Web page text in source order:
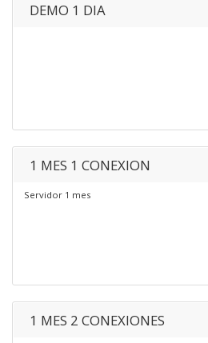
DEMO 1 DIA
1 MES 1 CONEXION
Servidor 1 mes
1 MES 2 CONEXIONES